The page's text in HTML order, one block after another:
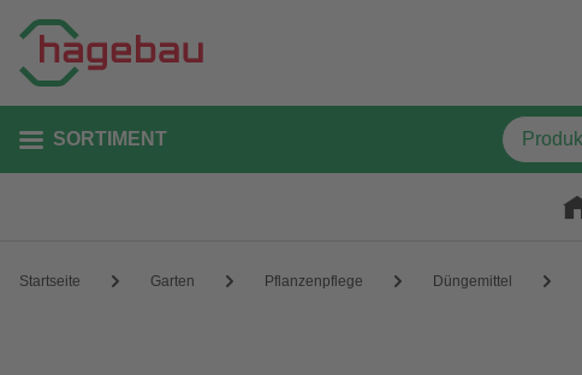
SORTIMENT
Startseite Garten Pflanzenpflege Düngemittel